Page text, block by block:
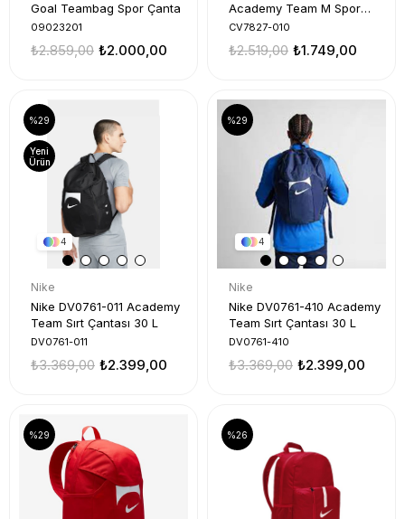
Goal Teambag Spor Çanta
09023201
₺2.000,00
₺2.859,00
Academy Team M Spor
Çanta
CV7827-010
₺1.749,00
₺2.519,00
4
Nike
Nike DV0761-011 Academy
Team Sırt Çantası 30 L
DV0761-011
₺2.399,00
₺3.369,00
%29
Yeni
Ürün
4
Nike
Nike DV0761-410 Academy
Team Sırt Çantası 30 L
DV0761-410
₺2.399,00
₺3.369,00
%29
%29 %26